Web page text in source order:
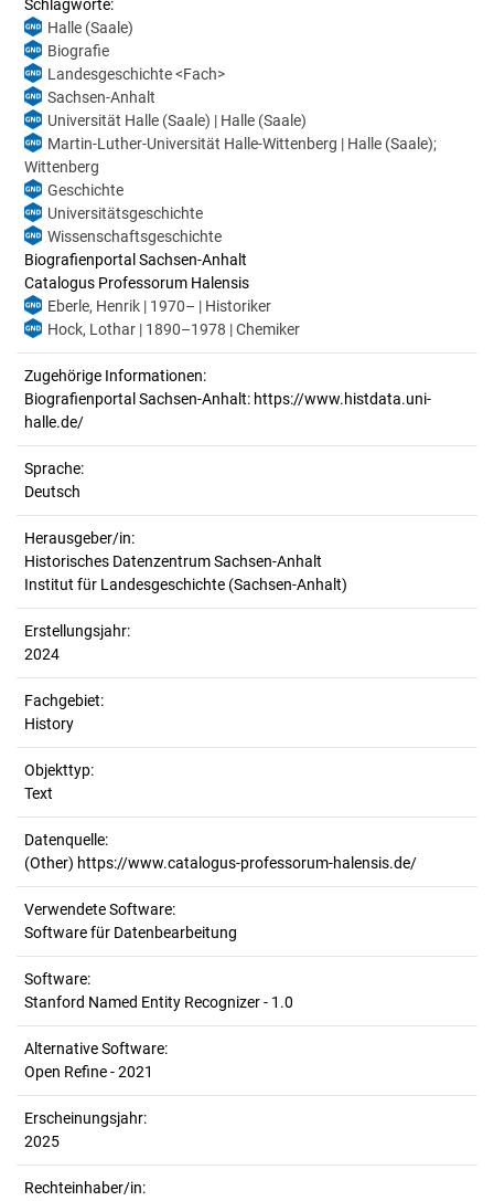
Schlagworte:
Halle (Saale)
Biografie
Landesgeschichte <Fach>
Sachsen-Anhalt
Universität Halle (Saale) | Halle (Saale)
Martin-Luther-Universität Halle-Wittenberg | Halle (Saale);
Wittenberg
Geschichte
Universitätsgeschichte
Wissenschaftsgeschichte
Biografienportal Sachsen-Anhalt
Catalogus Professorum Halensis
Eberle, Henrik | 1970– | Historiker
Hock, Lothar | 1890–1978 | Chemiker
Zugehörige Informationen:
Biografienportal Sachsen-Anhalt: https://www.histdata.uni-
halle.de/
Sprache:
Deutsch
Herausgeber/in:
Historisches Datenzentrum Sachsen-Anhalt
Institut für Landesgeschichte (Sachsen-Anhalt)
Erstellungsjahr:
2024
Fachgebiet:
History
Objekttyp:
Text
Datenquelle:
(Other) https://www.catalogus-professorum-halensis.de/
Verwendete Software:
Software für Datenbearbeitung
Software:
Stanford Named Entity Recognizer - 1.0
Alternative Software:
Open Refine - 2021
Erscheinungsjahr:
2025
Rechteinhaber/in: